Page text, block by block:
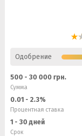
Одобрение
500 - 30 000 грн.
Сумма
0.01 - 2.3%
Процентная ставка
1 - 30 дней
Срок